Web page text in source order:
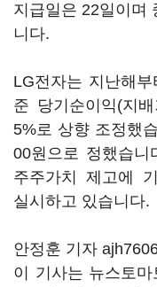
지급일은 22일이며
니다.
LG전자는 지난해
준 당기순이익(지
5%로 상향 조정했
00원으로 정했습
주주가치 제고에
실시하고 있습니다.
안정훈 기자
이 기사는 뉴스토